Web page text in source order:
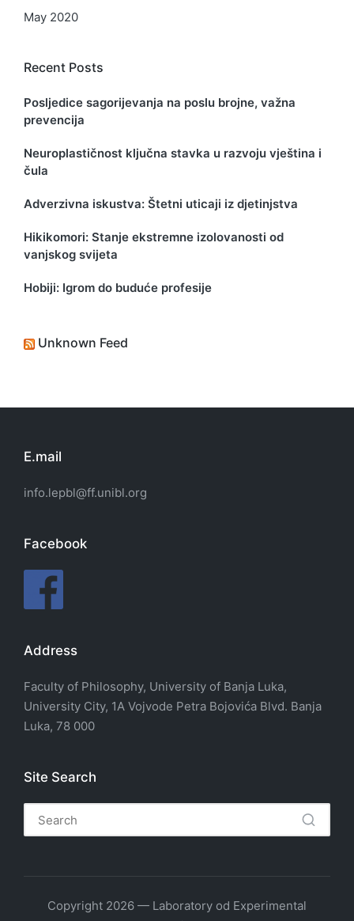
May 2020
Recent Posts
Posljedice sagorijevanja na poslu brojne, važna
prevencija
Neuroplastičnost ključna stavka u razvoju vještina i
čula
Adverzivna iskustva: Štetni uticaji iz djetinjstva
Hikikomori: Stanje ekstremne izolovanosti od
vanjskog svijeta
Hobiji: Igrom do buduće profesije
Unknown Feed
E.mail
info.lepbl@ff.unibl.org
Facebook
Address
Faculty of Philosophy, University of Banja Luka,
University City, 1A Vojvode Petra Bojovića Blvd. Banja
Luka, 78 000
Site Search
Copyright 2026 — Laboratory od Experimental